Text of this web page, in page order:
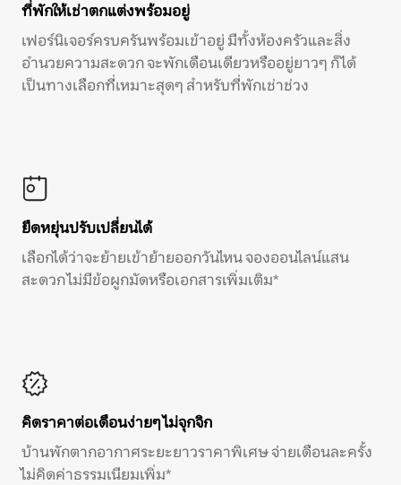
ที่พักให้เช่าตกแต่งพร้อมอยู่
เฟอร์นิเจอร์ครบครันพร้อมเข้าอยู่ มีทั้งห้องครัวและสิ่ง
อำนวยความสะดวก จะพักเดือนเดียวหรืออยู่ยาวๆ ก็ได้
เป็นทางเลือกที่เหมาะสุดๆ สำหรับที่พักเช่าช่วง
ยืดหยุ่นปรับเปลี่ยนได้
เลือกได้ว่าจะย้ายเข้าย้ายออกวันไหน จองออนไลน์แสน
สะดวก ไม่มีข้อผูกมัดหรือเอกสารเพิ่มเติม*
คิดราคาต่อเดือนง่ายๆ ไม่จุกจิก
บ้านพักตากอากาศระยะยาวราคาพิเศษ จ่ายเดือนละครั้ง
ไม่คิดค่าธรรมเนียมเพิ่ม*